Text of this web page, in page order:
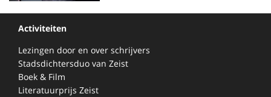
Activiteiten
Lezingen door en over schrijvers
Stadsdichtersduo van Zeist
Boek & Film
Literatuurprijs Zeist